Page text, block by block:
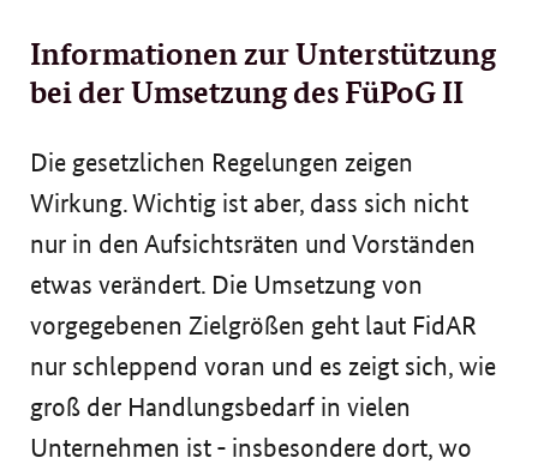
Informationen zur Unterstützung
bei der Umsetzung des FüPoG II
Die gesetzlichen Regelungen zeigen
Wirkung. Wichtig ist aber, dass sich nicht
nur in den Aufsichtsräten und Vorständen
etwas verändert. Die Umsetzung von
vorgegebenen Zielgrößen geht laut FidAR
nur schleppend voran und es zeigt sich, wie
groß der Handlungsbedarf in vielen
Unternehmen ist - insbesondere dort, wo